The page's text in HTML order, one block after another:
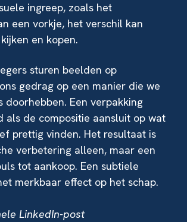
ingreep, zoals het
een vorkje, het verschil kan
en kopen.
sturen beelden op
gedrag op een manier die we
doorhebben. Een verpakking
als de compositie aansluit op wat
prettig vinden. Het resultaat is
verbetering alleen, maar een
tot aankoop. Een subtiele
merkbaar effect op het schap.
LinkedIn-post